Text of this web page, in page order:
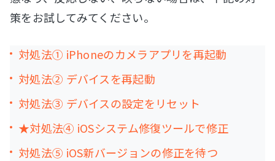
策をお試してみてください。
対処法① iPhoneのカメラアプリを再起動
対処法② デバイスを再起動
対処法③ デバイスの設定をリセット
★対処法④ iOSシステム修復ツールで修正
対処法⑤ iOS新バージョンの修正を待つ